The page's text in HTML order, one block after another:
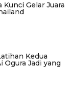
Kunci Gelar Juara
Kedua
Ogura Jadi yang